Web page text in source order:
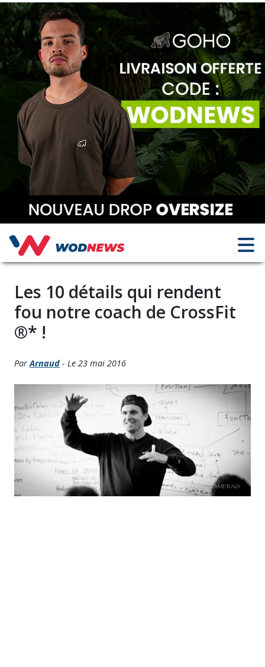
Les 10 détails qui rendent
fou notre coach de CrossFit
®* !
ParArnaud - Le 23 mai 2016